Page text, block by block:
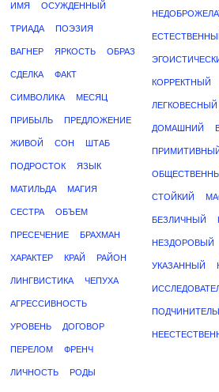
ИМЯ ОСУЖДЕННЫЙ
ТРИАДА ПОЭЗИЯ
ВАГНЕР ЯРКОСТЬ ОБРАЗ
СДЕЛКА ФАКТ
СИМВОЛИКА МЕСЯЦ
ПРИБЫЛЬ ПРЕДЛОЖЕНИЕ
ЖИВОЙ СОН ШТАБ
ПОДРОСТОК ЯЗЫК
МАТИЛЬДА МАГИЯ
СЕСТРА ОБЪЕМ
ПРЕСЕЧЕНИЕ БРАХМАН
ХАРАКТЕР КРАЙ РАЙОН
ЛИНГВИСТИКА ЧЕПУХА
АГРЕССИВНОСТЬ
УРОВЕНЬ ДОГОВОР
ПЕРЕЛОМ ФРЕНЧ
ЛИЧНОСТЬ РОДЫ
КОРРЕКТНЫЙ
ЛЕГКОВЕСНЫЙ
ДОМАШНИЙ
СТОЙКИЙ
БЕЗЛИЧНЫЙ
НЕЗДОРОВЫЙ
УКАЗАННЫЙ